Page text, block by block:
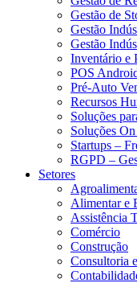
Gestão de
Gestão
Gestão
Inventário e
POS
Pré-Auto
Recursos
Soluções
Soluções
Startups –
RGPD –
Setores
Alimentar e
Assistência
Comércio
Construção
Consultoria